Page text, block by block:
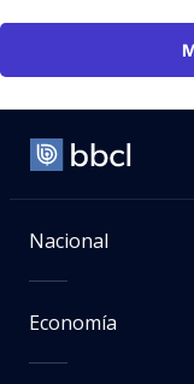
Nacional
Economía